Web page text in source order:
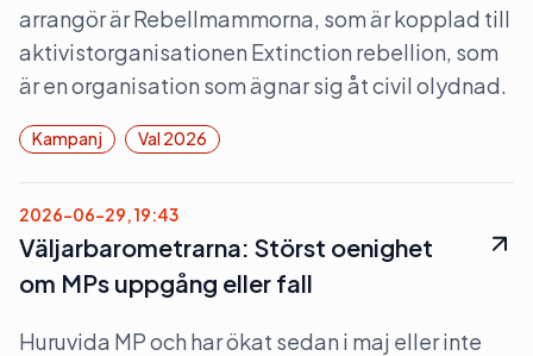
arrangör är Rebellmammorna, som är kopplad till
aktivistorganisationen Extinction rebellion, som
är en organisation som ägnar sig åt civil olydnad.
Kampanj Val 2026
2026-06-29, 19:43
Väljarbarometrarna: Störst oenighet
om MPs uppgång eller fall
Huruvida MP och har ökat sedan i maj eller inte